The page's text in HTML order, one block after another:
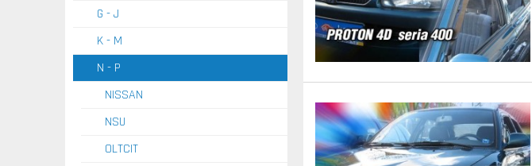
G - J
K - M
N - P
NISSAN
NSU
OLTCIT